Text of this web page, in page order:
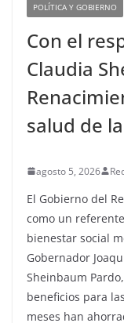
POLÍTICA Y GOBIERNO
Con el
Claudia
salud de
agosto 5, 2026
El Gobierno del
como un
bienestar social
Gobernador
Sheinbaum
beneficios para
meses han